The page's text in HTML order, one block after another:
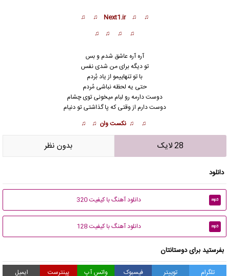
♫ ♫ Next1.ir ♫ ♫
♫ ♫ ♫ ♫
آره آره عاشق شدم و بس
تو دیگه برای من شدی نفس
با تو تنهاییمو از یاد بُردم
حتی یه لحظه نباشی مُردم
دوست دارمه رو لبام میخونی توی چشام
دوست دارم از وقتی که پا گذاشتی تو دنیام
♫ ♫ نکست وان ♫ ♫
28 لایک بدون نظر
دانلود
mp3 دانلود آهنگ با کیفیت 320
mp3 دانلود آهنگ با کیفیت 128
بفرستید برای دوستانتان
تلگرام توییتر فیسبوک واتس آپ پینترست ایمیل